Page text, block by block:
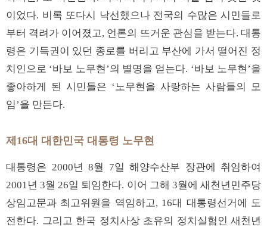
이었다. 비록 또다시 낙선했으나 전국의 수많은 시민들로
부터 격려가 이어졌고, 언론의 뜨거운 관심을 받는다. 대통
령은 기득권이 있던 종로를 버리고 부산에 가서 떨어진 정
치인으로 ‘바보 노무현’의 별명을 얻는다. ‘바보 노무현’을
좋아하게 된 시민들은 ‘노무현을 사랑하는 사람들의 모
임’을 만든다.
제16대 대한민국 대통령 노무현
대통령은 2000년 8월 7일 해양수산부 장관에 취임하여
2001년 3월 26일 퇴임한다. 이어 그해 3월에 새천년민주당
상임고문과 최고위원을 역임하고, 16대 대통령선거에 도
전한다. 그리고 한국 정치사상 초유의 정치실험인 새천년